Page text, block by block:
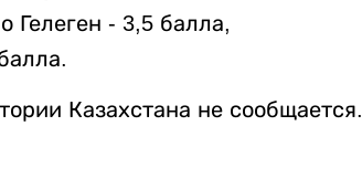
Гелеген - 3,5 балла,
Казахстана не сообщается.